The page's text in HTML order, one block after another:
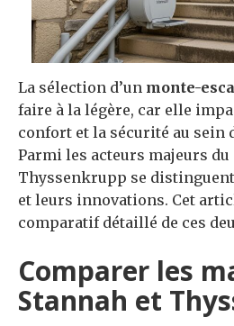
La sélection d’un monte-
faire à la légère, car elle
confort et la sécurité au sein
Parmi les acteurs majeurs du
Thyssenkrupp se
et leurs innovations. Cet
comparatif détaillé de ces
Comparer les
Stannah et